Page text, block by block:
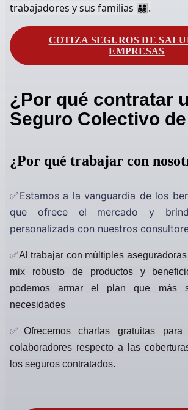
trabajadores y sus familias 👨‍👩‍👧‍👦.
COTIZA SEGUROS DE
EMPRESAS
¿Por qué contratar
Seguro Colectivo
¿Por qué trabajar con
✅Estamos a la vanguardia de los
que ofrece el mercado y
personalizada con nuestros
✅Al trabajar con múltiples
mix robusto de productos y
podemos armar el plan que más
necesidades
✅ Ofrecemos charlas gratuitas
colaboradores respecto a las
los seguros contratados.